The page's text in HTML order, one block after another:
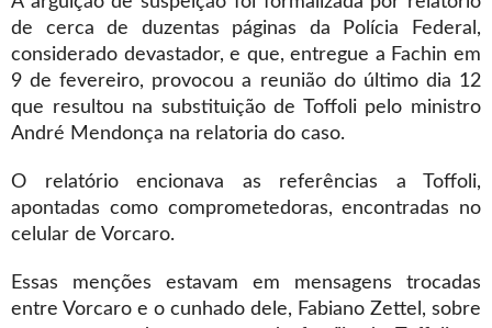
de cerca de duzentas páginas da Polícia Federal,
considerado devastador, e que, entregue a Fachin em
9 de fevereiro, provocou a reunião do último dia 12
que resultou na substituição de Toffoli pelo ministro
André Mendonça na relatoria do caso.
O relatório encionava as referências a Toffoli,
apontadas como comprometedoras, encontradas no
celular de Vorcaro.
Essas menções estavam em mensagens trocadas
entre Vorcaro e o cunhado dele, Fabiano Zettel, sobre